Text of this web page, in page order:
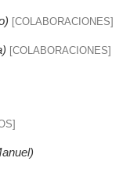
[COLABORACIONES]
[COLABORACIONES]